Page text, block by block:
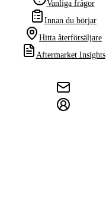
Vanliga frågor
Innan du börjar
Hitta återförsäljare
Aftermarket Insights